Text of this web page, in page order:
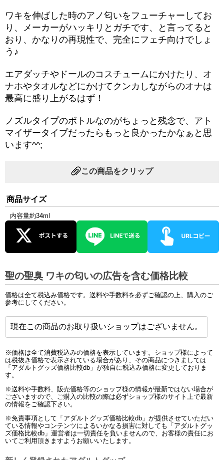
ワキを伸ばした時のアノ匂いをフューチャーしてお
り、メーカーがハッキリとガチです、と言ってると
おり、かなりの再現性で、完全にフェチ向けでしょ
う♪
エアダッチやドールのコスチュームにかけたり、オ
ナホやタオルなどにかけてクンカしながらのオナは
最高に盛り上がるはず！
ノズルタイプのボトルなのがちょっと残念で、アト
マイザータイプだったらもっと良かったかなぁと思
います^^;
この商品をクリップ
商品サイズ
内容量約34ml
聖の聖臭 ワキの匂いの広告を含む価格比較
価格は全て税込み価格です。送料や手数料を必ずご確認の上、購入のご
参考にしてください。
現在この商品のお取り扱いショップはございません。
※価格は全て消費税込みの価格を表示しています。ショップ様によって
は税抜き価格で表示されている場合があり、その商品につきましては
「アダルトグッズ価格比較db」が独自に税込み価格に変更しておりま
す。
※送料や手数料、販売価格等のショップ様の情報が最新ではない場合が
ございますので、ご購入の比較の際は必ずショップ様のサイト上で最新
の情報をご確認下さい。
※免責事項として「アダルトグッズ価格比較db」が提供させていただい
ている情報やコンテンツによるいかなる損害に対しても「アダルトグッ
ズ価格比較db」運営者は一切責任を負いませんので、お客様の責任にお
いてご利用頂きますようお願いいたします。